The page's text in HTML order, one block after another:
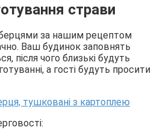
страви
за нашим рецептом
Ваш будинок заповнять
після чого близькі будуть
а гості будуть просити